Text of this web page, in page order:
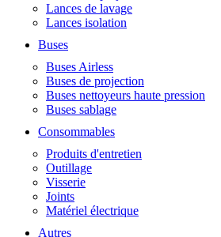
Lances de lavage
Lances isolation
Buses
Buses Airless
Buses de projection
Buses nettoyeurs haute pression
Buses sablage
Consommables
Produits d'entretien
Outillage
Visserie
Joints
Matériel électrique
Autres